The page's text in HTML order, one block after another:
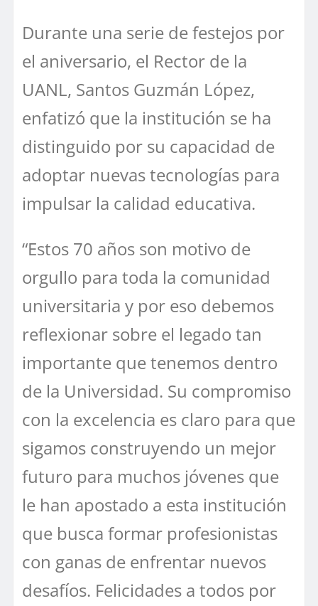
Durante una serie de festejos por
el aniversario, el Rector de la
UANL, Santos Guzmán López,
enfatizó que la institución se ha
distinguido por su capacidad de
adoptar nuevas tecnologías para
impulsar la calidad educativa.
“Estos 70 años son motivo de
orgullo para toda la comunidad
universitaria y por eso debemos
reflexionar sobre el legado tan
importante que tenemos dentro
de la Universidad. Su compromiso
con la excelencia es claro para que
sigamos construyendo un mejor
futuro para muchos jóvenes que
le han apostado a esta institución
que busca formar profesionistas
con ganas de enfrentar nuevos
desafíos. Felicidades a todos por